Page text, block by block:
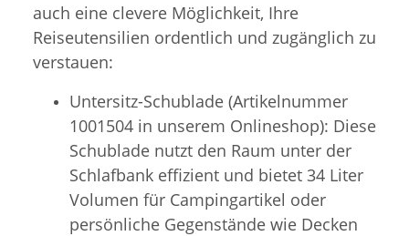
auch eine clevere Möglichkeit, Ihre
Reiseutensilien ordentlich und zugänglich zu
verstauen:
Untersitz-Schublade (Artikelnummer
1001504 in unserem Onlineshop): Diese
Schublade nutzt den Raum unter der
Schlafbank effizient und bietet 34 Liter
Volumen für Campingartikel oder
persönliche Gegenstände wie Decken